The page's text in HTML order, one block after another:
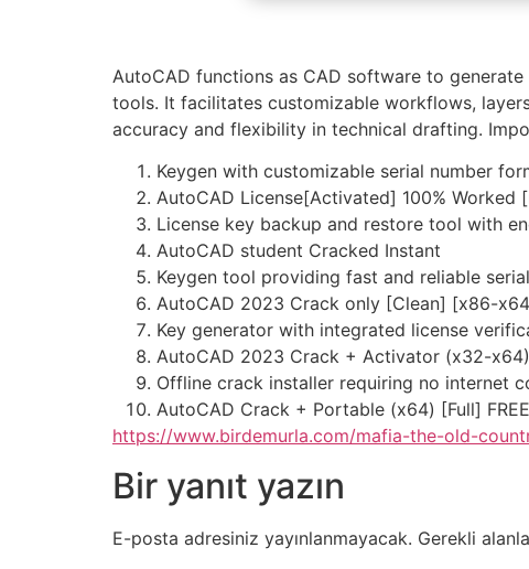
AutoCAD functions as CAD software to
tools. It facilitates customizable workflows,
accuracy and flexibility in technical drafting.
Keygen with customizable serial number
AutoCAD License[Activated] 100% Worked
License key backup and restore tool with
AutoCAD student Cracked Instant
Keygen tool providing fast and reliable
AutoCAD 2023 Crack only [Clean] [x86-
Key generator with integrated license
AutoCAD 2023 Crack + Activator (x32-
Offline crack installer requiring no internet
AutoCAD Crack + Portable (x64) [Full] FREE
https://www.birdemurla.com/mafia-the-old-
Bir yanıt yazın
E-posta adresiniz yayınlanmayacak. Gerekli